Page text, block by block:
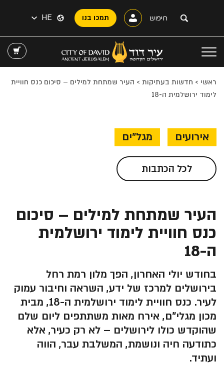
תמכו בנו HE
ראשי > חדשות בעתיקות > העיר שמתחת למילים – סיכום כנס חוויית
לימוד ירושלמית ה-18
אירועים מגל"ים
לכל הכתבות
העיר שמתחת למילים – סיכום
כנס חוויית לימוד ירושלמית
ה-18
בחודש יולי האחרון, הפך מלון רמת רחל
בירושלים למרכז של ידע, השראה וחיבור עמוק
לעיר. כנס חוויית לימוד ירושלמית ה-18, מבית
מכון מגלי"ם, אירח מאות משתתפים ליום שלם
שהוקדש כולו לירושלים – לא רק כעיר, אלא
כתודעה חיה ונושמת, המשלבת עבר, הווה
ועתיד.